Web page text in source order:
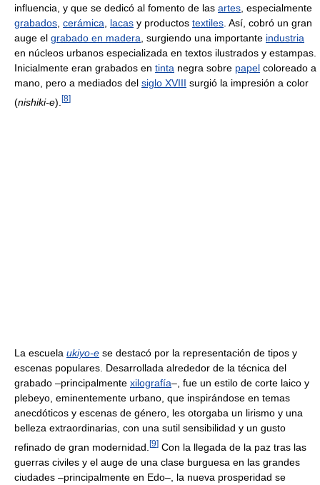
influencia, y que se dedicó al fomento de las artes, especialmente
grabados, cerámica, lacas y productos textiles. Así, cobró un gran
auge el grabado en madera, surgiendo una importante industria
en núcleos urbanos especializada en textos ilustrados y estampas.
Inicialmente eran grabados en tinta negra sobre papel coloreado a
mano, pero a mediados del siglo XVIII surgió la impresión a color
(nishiki-e). [8]
La escuela ukiyo-e se destacó por la representación de tipos y
escenas populares. Desarrollada alrededor de la técnica del
grabado –principalmente xilografía–, fue un estilo de corte laico y
plebeyo, eminentemente urbano, que inspirándose en temas
anecdóticos y escenas de género, les otorgaba un lirismo y una
belleza extraordinarias, con una sutil sensibilidad y un gusto
refinado de gran modernidad. [9] Con la llegada de la paz tras las
guerras civiles y el auge de una clase burguesa en las grandes
ciudades –principalmente en Edo–, la nueva prosperidad se